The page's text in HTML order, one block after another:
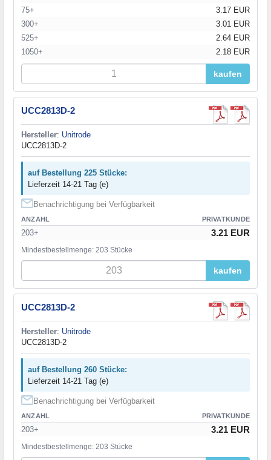
75+
3.17 EUR
300+
3.01 EUR
525+
2.64 EUR
1050+
2.18 EUR
kaufen
UCC2813D-2
Hersteller: Unitrode
UCC2813D-2
auf Bestellung 225 Stücke:
Lieferzeit 14-21 Tag (e)
Benachrichtigung bei Verfügbarkeit
ANZAHL PRIVATKUNDE
203+ 3.21 EUR
Mindestbestellmenge: 203 Stücke
kaufen
UCC2813D-2
Hersteller: Unitrode
UCC2813D-2
auf Bestellung 260 Stücke:
Lieferzeit 14-21 Tag (e)
Benachrichtigung bei Verfügbarkeit
ANZAHL PRIVATKUNDE
203+ 3.21 EUR
Mindestbestellmenge: 203 Stücke